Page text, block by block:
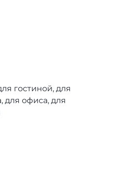
гостиной, для
для офиса, для